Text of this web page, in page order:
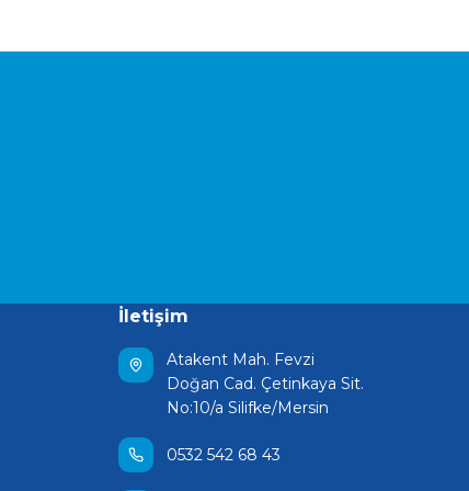
İletişim
Atakent Mah. Fevzi
Doğan Cad. Çetinkaya Sit.
No:10/a Silifke/Mersin
0532 542 68 43